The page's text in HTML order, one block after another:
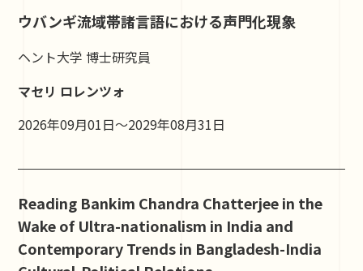
ウバンギ流域帯諸言語における声門化現象
ヘント大学 博士研究員
マセリ ロレンツォ
2026年09月01日～2029年08月31日
Reading Bankim Chandra Chatterjee in the
Wake of Ultra-nationalism in India and
Contemporary Trends in Bangladesh-India